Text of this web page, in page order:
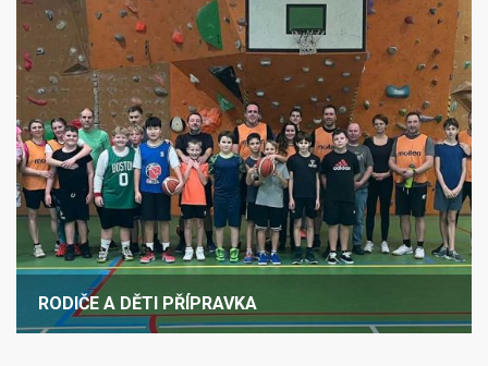
RODIČE A DĚTI PŘÍPRAVKA